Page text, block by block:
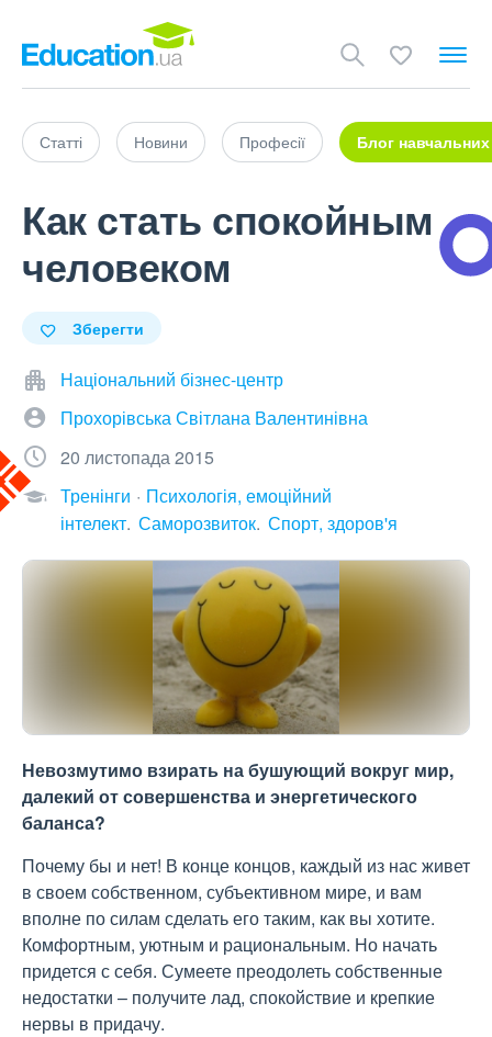
Статті Новини Професії Блог навчальних
Как стать спокойным
человеком
Зберегти
Національний бізнес-центр
Прохорівська Світлана Валентинівна
20 листопада 2015
Тренінги
Психологія, емоційний
інтелект Саморозвиток Спорт, здоров'я
Невозмутимо взирать на бушующий вокруг мир,
далекий от совершенства и энергетического
баланса?
Почему бы и нет! В конце концов, каждый из нас живет
в своем собственном, субъективном мире, и вам
вполне по силам сделать его таким, как вы хотите.
Комфортным, уютным и рациональным. Но начать
придется с себя. Сумеете преодолеть собственные
недостатки – получите лад, спокойствие и крепкие
нервы в придачу.